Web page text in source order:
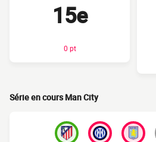
15e
0 pt
Série en cours Man City